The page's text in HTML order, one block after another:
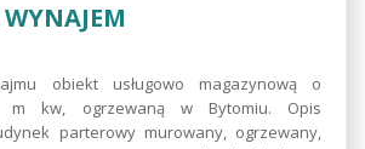
obiekt usługowo magazynową o
m kw, ogrzewaną w Bytomiu. Opis
parterowy murowany, ogrzewany,